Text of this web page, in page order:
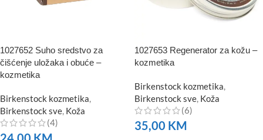
1027652 Suho sredstvo za
čišćenje uložaka i obuće –
kozmetika
Birkenstock kozmetika
Birkenstock sve Koža
(4)
1027653 Regenerator za kožu –
kozmetika
Birkenstock kozmetika
Birkenstock sve Koža
(6)
35,00 KM